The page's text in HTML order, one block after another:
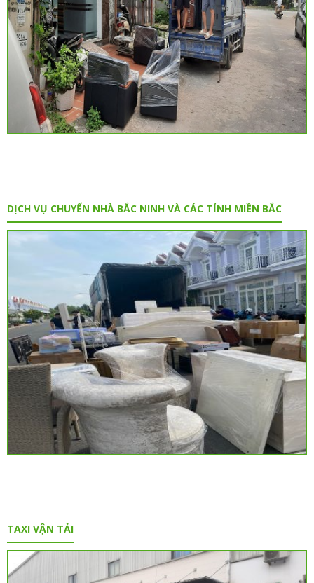
DỊCH VỤ CHUYỂN NHÀ BẮC NINH VÀ CÁC TỈNH MIỀN BẮC
TAXI VẬN TẢI